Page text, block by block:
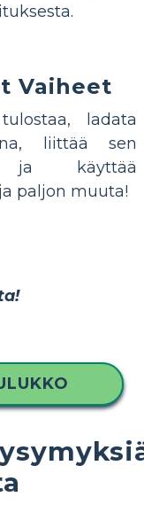
Vaiheet
ladata
liittää sen
ja käyttää
paljon muuta!